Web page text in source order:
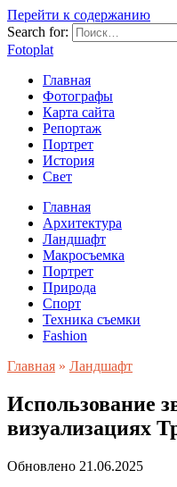
Перейти к содержанию
Search for:
Fotoplat
Главная
Фотографы
Карта сайта
Репортаж
Портрет
История
Свет
Главная
Архитектура
Ландшафт
Макросъемка
Портрет
Природа
Спорт
Техника съемки
Fashion
Главная » Ландшафт
Использование
визуализациях
Обновлено 21.06.2025